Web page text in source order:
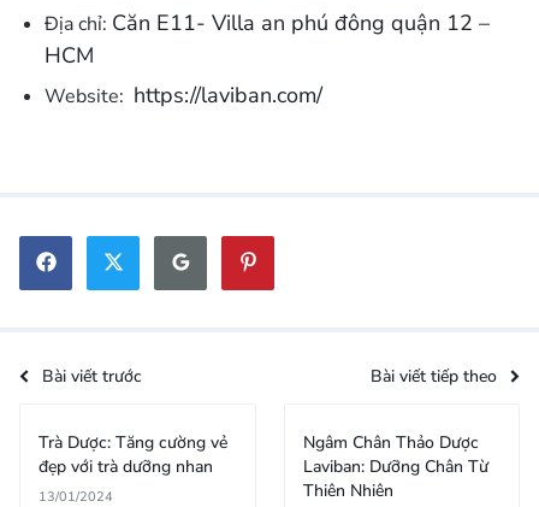
Địa chỉ: Căn E11- Villa an phú đông quận 12 –
HCM
Website: https://laviban.com/
Bài viết trước Bài viết tiếp theo
Trà Dược: Tăng cường vẻ
đẹp với trà dưỡng nhan
13/01/2024
Ngâm Chân Thảo Dược
Laviban: Dưỡng Chân Từ
Thiên Nhiên